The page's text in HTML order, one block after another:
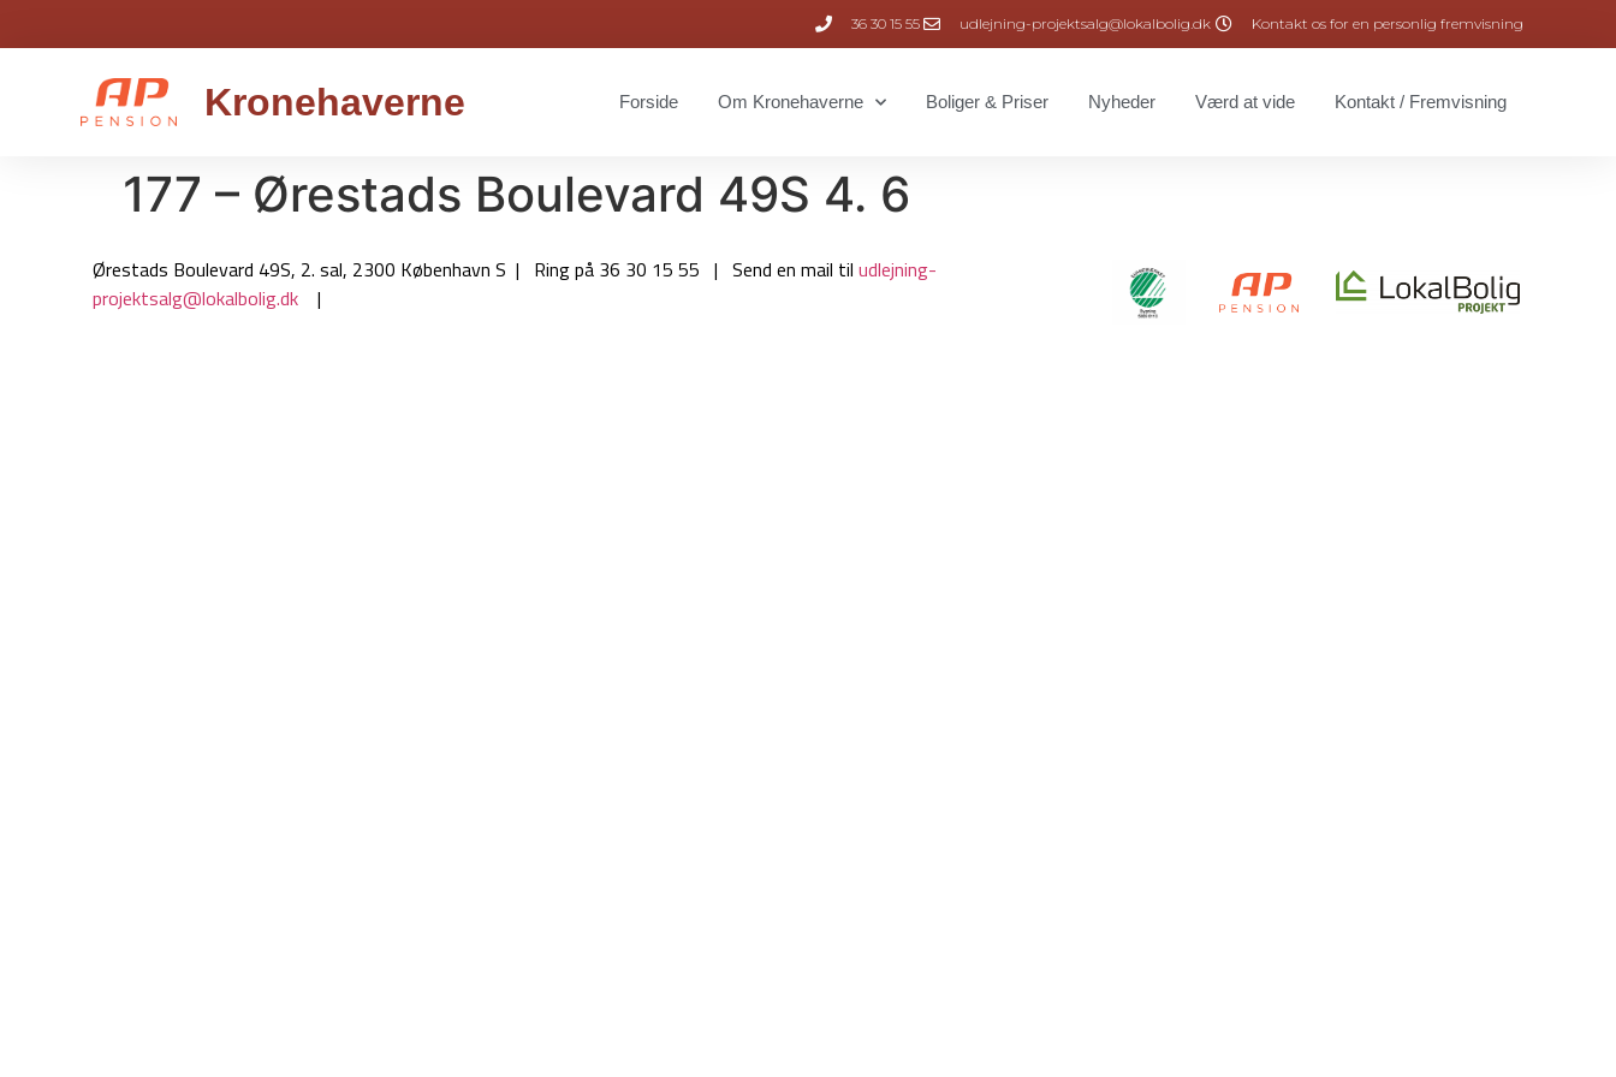
36 30 15 55 udlejning-projektsalg@lokalbolig.dk Kontakt os for en personlig fremvisning
Kronehaverne Forside Om Kronehaverne Boliger & Priser Nyheder Værd at vide Kontakt / Fremvisning
177 – Ørestads Boulevard 49S 4. 6
Ørestads Boulevard 49S, 2. sal, 2300 København S | Ring på 36 30 15 55 | Send en mail tiludlejning-
projektsalg@lokalbolig.dk |